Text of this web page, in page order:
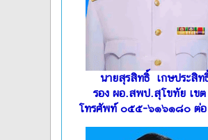
นายสุรสิทธิ์ เกษประสิท
รอง ผอ.สพป.สุโขทัย เข
โทรศัพท์ ๐๕๕-๖๑๖๑๘๐ ต่